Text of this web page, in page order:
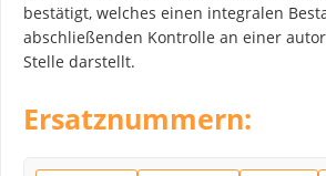
bestätigt, welches einen integralen
abschließenden Kontrolle an einer
Stelle darstellt.
Ersatznummern: